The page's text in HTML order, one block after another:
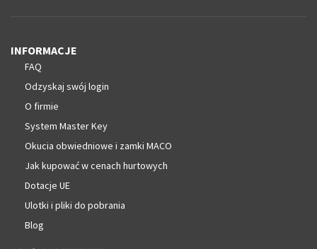
INFORMACJE
FAQ
Odzyskaj swój login
O firmie
System Master Key
Okucia obwiedniowe i zamki MACO
Jak kupować w cenach hurtowych
Dotacje UE
Ulotki i pliki do pobrania
Blog